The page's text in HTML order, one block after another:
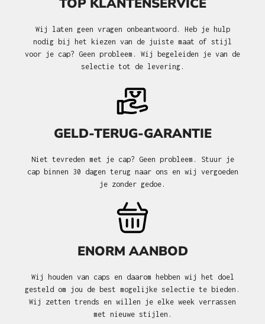
TOP KLANTENSERVICE
Wij laten geen vragen onbeantwoord. Heb je hulp
nodig bij het kiezen van de juiste maat of stijl
voor je cap? Geen probleem. Wij begeleiden je van de
selectie tot de levering.
GELD-TERUG-GARANTIE
Niet tevreden met je cap? Geen probleem. Stuur je
cap binnen 30 dagen terug naar ons en wij vergoeden
je zonder gedoe.
ENORM AANBOD
Wij houden van caps en daarom hebben wij het doel
gesteld om jou de best mogelijke selectie te bieden.
Wij zetten trends en willen je elke week verrassen
met nieuwe stijlen.